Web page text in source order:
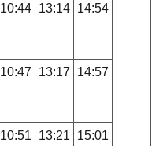
10:44 13:14 14:54
10:47 13:17 14:57
10:51 13:21 15:01